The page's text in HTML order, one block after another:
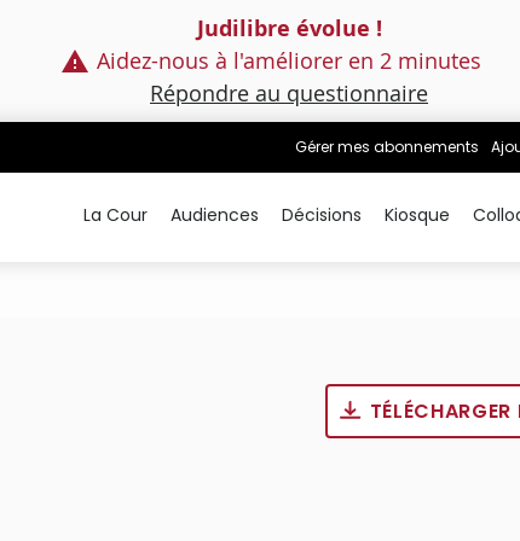
Judilibre évolue !
Aidez-nous à l'améliorer en 2 minutes
Répondre au questionnaire
Gérer mes abonnements
La Cour Audiences Décisions Kiosque
TÉLÉCHARGER